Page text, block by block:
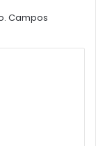
Campos